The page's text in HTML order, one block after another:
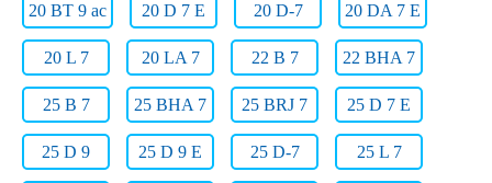
20 BT 9 ac 20 D 7 E 20 D-7 20 DA 7 E
20 L 7 20 LA 7 22 B 7 22 BHA 7
25 B 7 25 BHA 7 25 BRJ 7 25 D 7 E
25 D 9 25 D 9 E 25 D-7 25 L 7